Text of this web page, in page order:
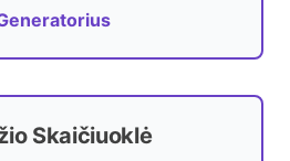
Skaičiuoklė